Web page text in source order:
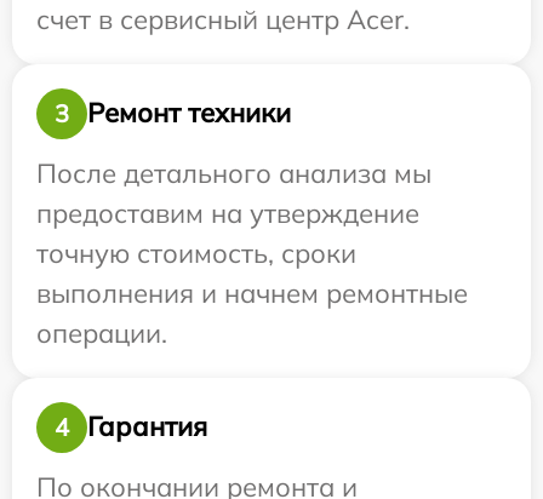
счет в сервисный центр Acer.
3
Ремонт техники
После детального анализа мы
предоставим на утверждение
точную стоимость, сроки
выполнения и начнем ремонтные
операции.
4
Гарантия
По окончании ремонта и